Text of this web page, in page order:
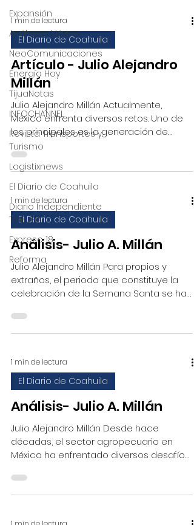
Expansión
Anáhuac México
NeoComunicaciones
Energía Hoy
TijuaNotas
INFOCHANNEL
Revista Transportes y
Turismo
Logistixnews
El Diario de Coahuila
Diario Independiente
TRIBUNA
Expreso 18
Reforma
1 min de lectura
El Diario de Coahuila
Artículo - Julio Alejandro
Millán
Julio Alejandro Millán Actualmente,
México enfrenta diversos retos. Uno de
los principales es la generación de
empleos bien remunerados...
1 min de lectura
El Diario de Coahuila
Análisis- Julio A. Millán
Julio Alejandro Millán Para propios y
extraños, el periodo que constituye la
celebración de la Semana Santa se ha
1 min de lectura
El Diario de Coahuila
Análisis- Julio A. Millán
Julio Alejandro Millán Desde hace
décadas, el sector agropecuario en
México ha enfrentado diversos desafíos